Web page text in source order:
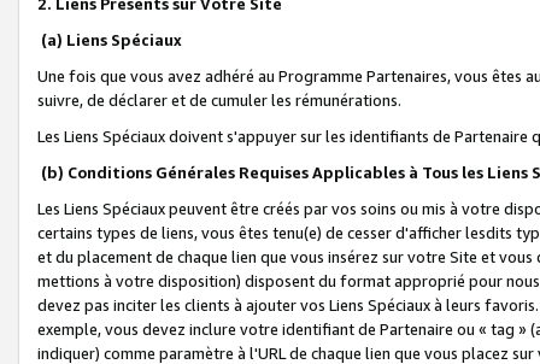
(a) Liens Spéciaux
Une fois que vous avez adhéré au Programme Partenaires, vous êtes
suivre, de déclarer et de cumuler les rémunérations.
Les Liens Spéciaux doivent s'appuyer sur les identifiants de Partenaire
(b) Conditions Générales Requises Applicables à Tous les Liens
Les Liens Spéciaux peuvent être créés par vos soins ou mis à votre
certains types de liens, vous êtes tenu(e) de cesser d'afficher lesdits
et du placement de chaque lien que vous insérez sur votre Site et
mettions à votre disposition) disposent du format approprié pour
devez pas inciter les clients à ajouter vos Liens Spéciaux à leurs
exemple, vous devez inclure votre identifiant de Partenaire ou « tag
indiquer) comme paramètre à l'URL de chaque lien que vous placez